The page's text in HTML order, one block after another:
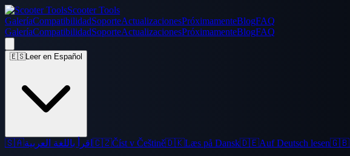
Scooter Tools
GaleríaCompatibilidadSoporteActualizacionesPróximamenteBlogFAQ
GaleríaCompatibilidadSoporteActualizacionesPróximamenteBlogFAQ
🇪🇸Leer en Español
🇸🇦اقرأ باللغة العربية 🇨🇿Číst v Češtině🇩🇰Læs på Dansk🇩🇪Auf Deutsch lesen🇬🇧